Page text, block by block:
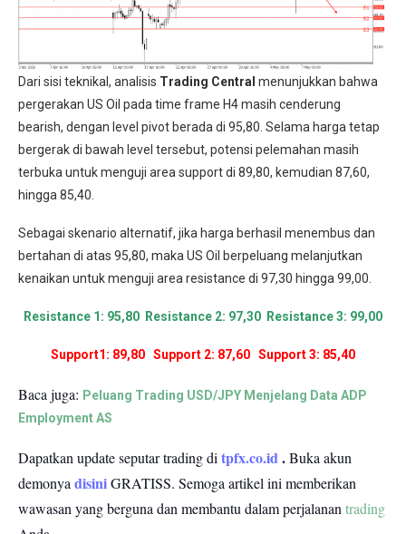
Dari sisi teknikal, analisis Trading Central menunjukkan bahwa
pergerakan US Oil pada time frame H4 masih cenderung
bearish, dengan level pivot berada di 95,80. Selama harga tetap
bergerak di bawah level tersebut, potensi pelemahan masih
terbuka untuk menguji area support di 89,80, kemudian 87,60,
hingga 85,40.
Sebagai skenario alternatif, jika harga berhasil menembus dan
bertahan di atas 95,80, maka US Oil berpeluang melanjutkan
kenaikan untuk menguji area resistance di 97,30 hingga 99,00.
Resistance 1: 95,80 Resistance 2: 97,30 Resistance 3: 99,00
Support1: 89,80 Support 2: 87,60 Support 3: 85,40
Baca juga: Peluang Trading USD/JPY Menjelang Data ADP
Employment AS
Dapatkan update seputar trading ditpfx.co.id.Buka akun
demonyadisiniGRATISS. Semoga artikel ini memberikan
wawasan yang berguna dan membantu dalam perjalanantrading